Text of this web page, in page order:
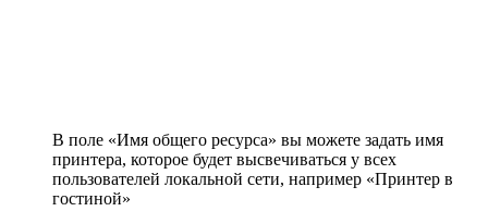
В поле «Имя общего ресурса» вы можете задать имя
принтера, которое будет высвечиваться у всех
пользователей локальной сети, например «Принтер в
гостиной»